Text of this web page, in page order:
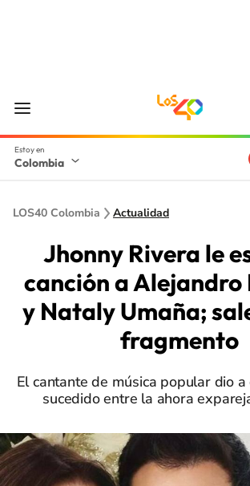
Colombia
LOS40 Colombia Actualidad
Jhonny Rivera le
canción a Alejandro
y Nataly Umaña;
fragmento
El cantante de música popular dio
sucedido entre la ahora